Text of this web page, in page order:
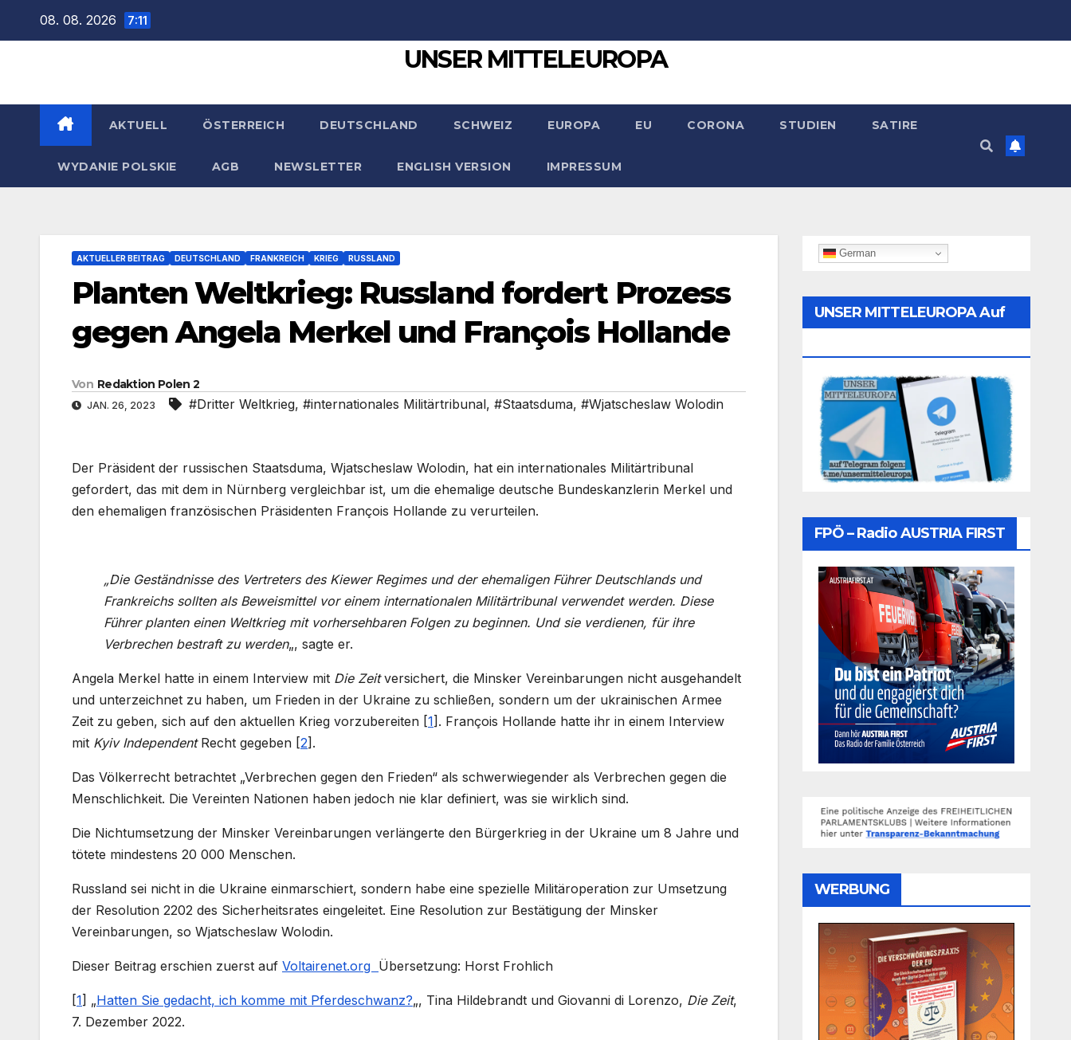
08. 08. 2026 7:11
UNSER MITTELEUROPA
AKTUELL ÖSTERREICH DEUTSCHLAND SCHWEIZ EUROPA EU CORONA STUDIEN SATIRE
WYDANIE POLSKIE AGB NEWSLETTER ENGLISH VERSION IMPRESSUM
AKTUELLER BEITRAG DEUTSCHLAND FRANKREICH KRIEG RUSSLAND
Planten Weltkrieg: Russland fordert Prozess
gegen Angela Merkel und François Hollande
Von Redaktion Polen 2
JAN. 26, 2023 #Dritter Weltkrieg, #internationales Militärtribunal, #Staatsduma, #Wjatscheslaw Wolodin
Der Präsident der russischen Staatsduma, Wjatscheslaw Wolodin, hat ein internationales Militärtribunal
gefordert, das mit dem in Nürnberg vergleichbar ist, um die ehemalige deutsche Bundeskanzlerin Merkel und
den ehemaligen französischen Präsidenten François Hollande zu verurteilen.
„Die Geständnisse des Vertreters des Kiewer Regimes und der ehemaligen Führer Deutschlands und
Frankreichs sollten als Beweismittel vor einem internationalen Militärtribunal verwendet werden. Diese
Führer planten einen Weltkrieg mit vorhersehbaren Folgen zu beginnen. Und sie verdienen, für ihre
Verbrechen bestraft zu werden„, sagte er.
Angela Merkel hatte in einem Interview mit Die Zeitversichert, die Minsker Vereinbarungen nicht ausgehandelt
und unterzeichnet zu haben, um Frieden in der Ukraine zu schließen, sondern um der ukrainischen Armee
Zeit zu geben, sich auf den aktuellen Krieg vorzubereiten [1] . François Hollande hatte ihr in einem Interview
mit Kyiv IndependentRecht gegeben [2] .
Das Völkerrecht betrachtet „Verbrechen gegen den Frieden“ als schwerwiegender als Verbrechen gegen die
Menschlichkeit. Die Vereinten Nationen haben jedoch nie klar definiert, was sie wirklich sind.
Die Nichtumsetzung der Minsker Vereinbarungen verlängerte den Bürgerkrieg in der Ukraine um 8 Jahre und
tötete mindestens 20 000 Menschen.
Russland sei nicht in die Ukraine einmarschiert, sondern habe eine spezielle Militäroperation zur Umsetzung
der Resolution 2202 des Sicherheitsrates eingeleitet. Eine Resolution zur Bestätigung der Minsker
Vereinbarungen, so Wjatscheslaw Wolodin.
Dieser Beitrag erschien zuerst auf Voltairenet.org Übersetzung: Horst Frohlich
[1] „Hatten Sie gedacht, ich komme mit Pferdeschwanz?„, Tina Hildebrandt und Giovanni di Lorenzo, Die Zeit,
7. Dezember 2022.
German
UNSER MITTELEUROPA Auf
FPÖ – Radio AUSTRIA FIRST
WERBUNG